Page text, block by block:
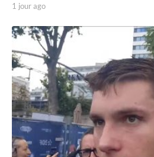
1 jour ago
o
u
r
a
g
o